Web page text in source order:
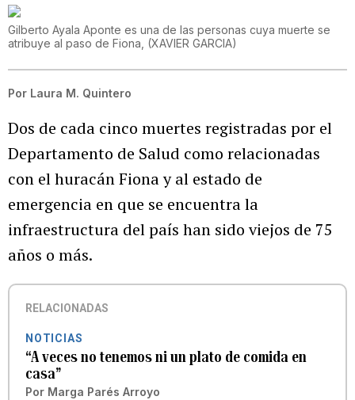
Gilberto Ayala Aponte es una de las personas cuya muerte se
atribuye al paso de Fiona, (XAVIER GARCIA)
Por Laura M. Quintero
Dos de cada cinco muertes registradas por el
Departamento de Salud como relacionadas
con el huracán Fiona y al estado de
emergencia en que se encuentra la
infraestructura del país han sido viejos de 75
años o más.
RELACIONADAS
NOTICIAS
“A veces no tenemos ni un plato de comida en
casa”
Por Marga Parés Arroyo